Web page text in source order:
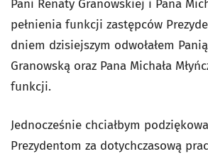
Pani Renaty Granowskiej i Pana
pełnienia funkcji zastępców
dniem dzisiejszym odwołałem
Granowską oraz Pana Michała
funkcji.
Jednocześnie chciałbym
Prezydentom za dotychczasową